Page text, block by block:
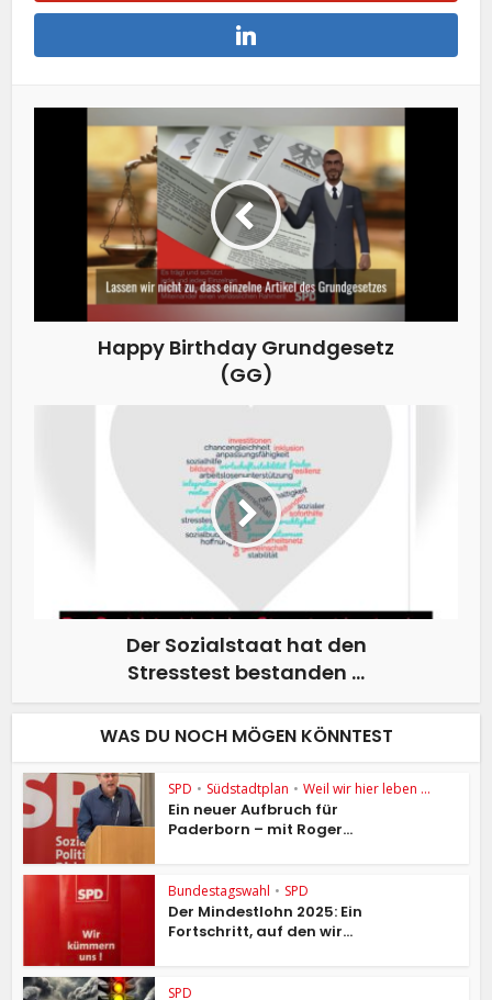
Happy Birthday Grundgesetz
(GG)
Der Sozialstaat hat den
Stresstest bestanden …
WAS DU NOCH MÖGEN KÖNNTEST
SPD • Südstadtplan • Weil wir hier leben ...
Ein neuer Aufbruch für
Paderborn – mit Roger...
Bundestagswahl • SPD
Der Mindestlohn 2025: Ein
Fortschritt, auf den wir...
SPD